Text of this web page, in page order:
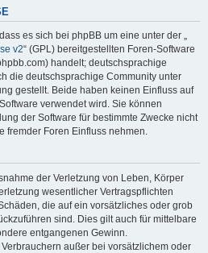
es sich bei phpBB um eine unter der „
v2“ (GPL) bereitgestellten Foren-Software
handelt; deutschsprachige
die deutschsprachige Community unter
gestellt. Beide haben keinen Einfluss auf
verwendet wird. Sie können
der Software für bestimmte Zwecke nicht
fremder Foren Einfluss nehmen.
der Verletzung von Leben, Körper
wesentlicher Vertragspflichten
die auf ein vorsätzliches oder grob
sind. Dies gilt auch für mittelbare
entgangenen Gewinn.
außer bei vorsätzlichem oder